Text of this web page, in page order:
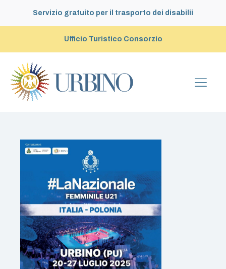
Servizio gratuito per il trasporto dei disabilii
Ufficio Turistico Consorzio